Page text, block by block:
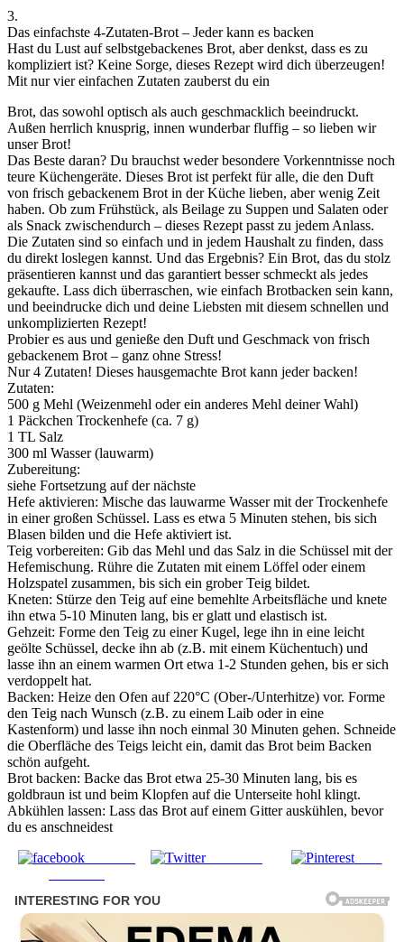
3.
Das einfachste 4-Zutaten-Brot – Jeder kann es backen
Hast du Lust auf selbstgebackenes Brot, aber denkst, dass es zu
kompliziert ist? Keine Sorge, dieses Rezept wird dich überzeugen!
Mit nur vier einfachen Zutaten zauberst du ein
Brot, das sowohl optisch als auch geschmacklich beeindruckt.
Außen herrlich knusprig, innen wunderbar fluffig – so lieben wir
unser Brot!
Das Beste daran? Du brauchst weder besondere Vorkenntnisse noch
teure Küchengeräte. Dieses Brot ist perfekt für alle, die den Duft
von frisch gebackenem Brot in der Küche lieben, aber wenig Zeit
haben. Ob zum Frühstück, als Beilage zu Suppen und Salaten oder
als Snack zwischendurch – dieses Rezept passt zu jedem Anlass.
Die Zutaten sind so einfach und in jedem Haushalt zu finden, dass
du direkt loslegen kannst. Und das Ergebnis? Ein Brot, das du stolz
präsentieren kannst und das garantiert besser schmeckt als jedes
gekaufte. Lass dich überraschen, wie einfach Brotbacken sein kann,
und beeindrucke dich und deine Liebsten mit diesem schnellen und
unkomplizierten Rezept!
Probier es aus und genieße den Duft und Geschmack von frisch
gebackenem Brot – ganz ohne Stress!
Nur 4 Zutaten! Dieses hausgemachte Brot kann jeder backen!
Zutaten:
500 g Mehl (Weizenmehl oder ein anderes Mehl deiner Wahl)
1 Päckchen Trockenhefe (ca. 7 g)
1 TL Salz
300 ml Wasser (lauwarm)
Zubereitung:
siehe Fortsetzung auf der nächste
Hefe aktivieren: Mische das lauwarme Wasser mit der Trockenhefe
in einer großen Schüssel. Lass es etwa 5 Minuten stehen, bis sich
Blasen bilden und die Hefe aktiviert ist.
Teig vorbereiten: Gib das Mehl und das Salz in die Schüssel mit der
Hefemischung. Rühre die Zutaten mit einem Löffel oder einem
Holzspatel zusammen, bis sich ein grober Teig bildet.
Kneten: Stürze den Teig auf eine bemehlte Arbeitsfläche und knete
ihn etwa 5-10 Minuten lang, bis er glatt und elastisch ist.
Gehzeit: Forme den Teig zu einer Kugel, lege ihn in eine leicht
geölte Schüssel, decke ihn ab (z.B. mit einem Küchentuch) und
lasse ihn an einem warmen Ort etwa 1-2 Stunden gehen, bis er sich
verdoppelt hat.
Backen: Heize den Ofen auf 220°C (Ober-/Unterhitze) vor. Forme
den Teig nach Wunsch (z.B. zu einem Laib oder in eine
Kastenform) und lasse ihn noch einmal 30 Minuten gehen. Schneide
die Oberfläche des Teigs leicht ein, damit das Brot beim Backen
schön aufgeht.
Brot backen: Backe das Brot etwa 25-30 Minuten lang, bis es
goldbraun ist und beim Klopfen auf die Unterseite hohl klingt.
Abkühlen lassen: Lass das Brot auf einem Gitter auskühlen, bevor
du es anschneidest
Post on X Save